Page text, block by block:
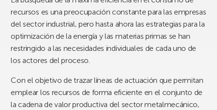
recursos es una preocupación constante para las empresas
del sector industrial, pero hasta ahora las estrategias para la
optimización de la energía y las materias primas se han
restringido a las necesidades individuales de cada uno de
los actores del proceso.
Con el objetivo de trazar líneas de actuación que permitan
emplear los recursos de forma eficiente en el conjunto de
la cadena de valor productiva del sector metalmecánico,